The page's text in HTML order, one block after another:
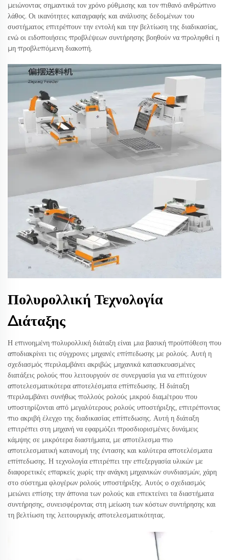
μειώνοντας σημαντικά τον χρόνο ρύθμισης και τον πιθανό ανθρώπινο
λάθος. Οι ικανότητες καταγραφής και ανάλυσης δεδομένων του
συστήματος επιτρέπουν την εντολή και την βελτίωση της διαδικασίας,
ενώ οι ειδοποιήσεις προβλέψεων συντήρησης βοηθούν να προληφθεί η
μη προβλεπόμενη διακοπή.
Πολυρολλική Τεχνολογία
Διάταξης
Η επινοημένη πολυρολλική διάταξη είναι μια βασική προϋπόθεση που
αποδιακρίνει τις σύγχρονες μηχανές επίπεδωσης με ρολούς. Αυτή η
σχεδιασμός περιλαμβάνει ακριβώς μηχανικά κατασκευασμένες
διατάξεις ρολούς που λειτουργούν σε συνεργασία για να επιτύχουν
αποτελεσματικότερα αποτελέσματα επίπεδωσης. Η διάταξη
περιλαμβάνει συνήθως πολλούς ρολούς μικρού διαμέτρου που
υποστηρίζονται από μεγαλύτερους ρολούς υποστήριξης, επιτρέποντας
πιο ακριβή έλεγχο της διαδικασίας επίπεδωσης. Αυτή η διάταξη
επιτρέπει στη μηχανή να εφαρμόζει προσδιορισμένες δυνάμεις
κάμψης σε μικρότερα διαστήματα, με αποτέλεσμα πιο
αποτελεσματική κατανομή της έντασης και καλύτερα αποτελέσματα
επίπεδωσης. Η τεχνολογία επιτρέπει την επεξεργασία υλικών με
διαφορετικές επαρκείς χωρίς την ανάγκη μηχανικών συνδιασμών, χάρη
στο σύστημα φλογέρων ρολούς υποστήριξης. Αυτός ο σχεδιασμός
μειώνει επίσης την άπονια των ρολούς και επεκτείνει τα διαστήματα
συντήρησης, συνεισφέροντας στη μείωση των κόστων συντήρησης και
τη βελτίωση της λειτουργικής αποτελεσματικότητας.